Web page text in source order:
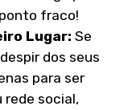
fraco!
Lugar: Se
dos seus
para ser
rede social,